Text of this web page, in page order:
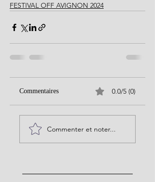
FESTIVAL OFF AVIGNON 2024
Commentaires 0.0/5 (0)
Commenter et noter...